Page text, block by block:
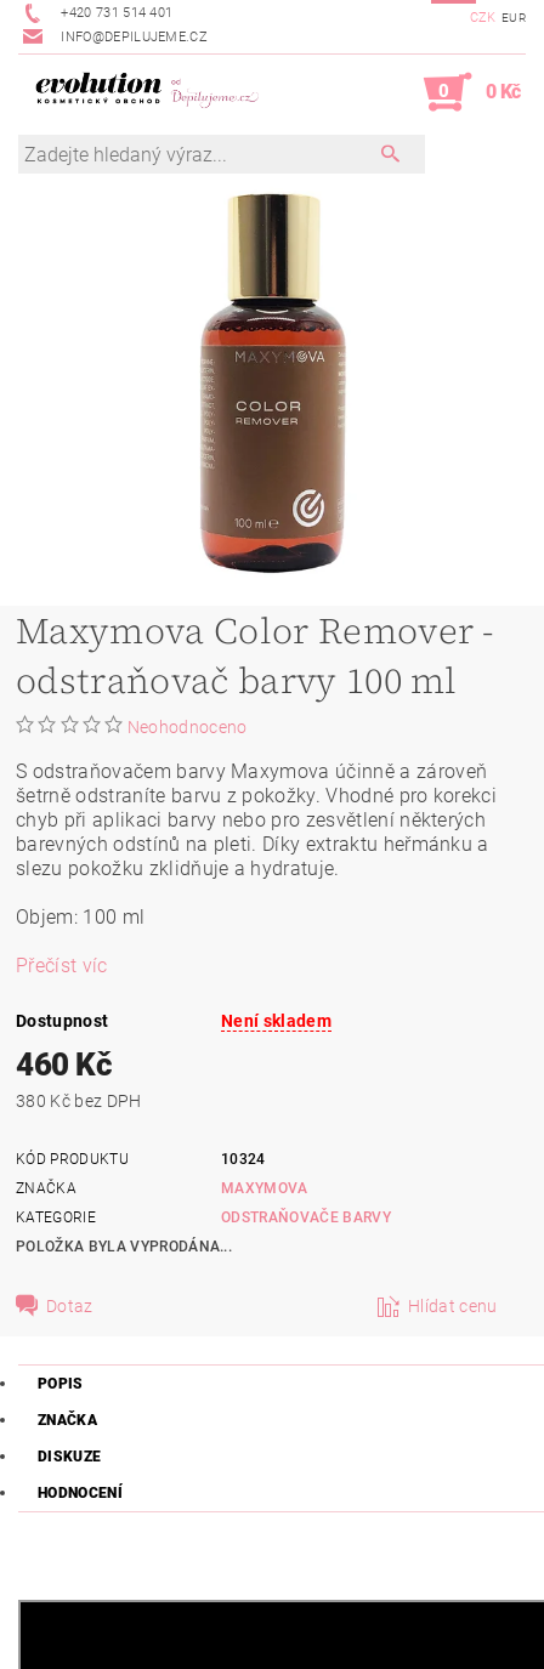
+420 731 514 401
INFO@DEPILUJEME.CZ
CZK EUR
0 0 Kč
Maxymova Color Remover -
odstraňovač barvy 100 ml
Neohodnoceno
S odstraňovačem barvy Maxymova účinně a zároveň
šetrně odstraníte barvu z pokožky. Vhodné pro korekci
chyb při aplikaci barvy nebo pro zesvětlení některých
barevných odstínů na pleti. Díky extraktu heřmánku a
slezu pokožku zklidňuje a hydratuje.
Objem: 100 ml
Přečíst víc
Dostupnost Není skladem
460 Kč
380 Kč bez DPH
KÓD PRODUKTU
10324
ZNAČKA
MAXYMOVA
KATEGORIE
ODSTRAŇOVAČE BARVY
POLOŽKA BYLA VYPRODÁNA...
Dotaz Hlídat cenu
POPIS
ZNAČKA
DISKUZE
HODNOCENÍ